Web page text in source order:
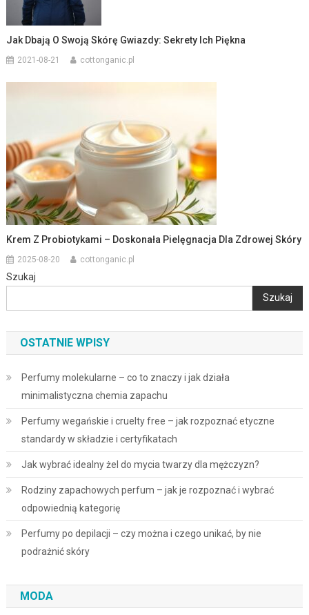
Jak Dbają O Swoją Skórę Gwiazdy: Sekrety Ich Piękna
2021-08-21 cottonganic.pl
Krem Z Probiotykami – Doskonała Pielęgnacja Dla Zdrowej Skóry
2025-08-20 cottonganic.pl
Szukaj
Szukaj
OSTATNIE WPISY
Perfumy molekularne – co to znaczy i jak działa
minimalistyczna chemia zapachu
Perfumy wegańskie i cruelty free – jak rozpoznać etyczne
standardy w składzie i certyfikatach
Jak wybrać idealny żel do mycia twarzy dla mężczyzn?
Rodziny zapachowych perfum – jak je rozpoznać i wybrać
odpowiednią kategorię
Perfumy po depilacji – czy można i czego unikać, by nie
podrażnić skóry
MODA